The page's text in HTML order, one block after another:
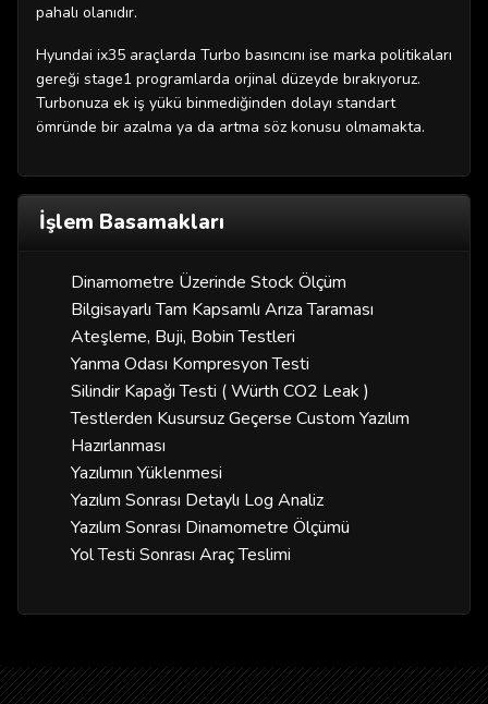
pahalı olanıdır.
Hyundai ix35 araçlarda Turbo basıncını ise marka politikaları
gereği stage1 programlarda orjinal düzeyde bırakıyoruz.
Turbonuza ek iş yükü binmediğinden dolayı standart
ömründe bir azalma ya da artma söz konusu olmamakta.
İşlem Basamakları
Dinamometre Üzerinde Stock Ölçüm
Bilgisayarlı Tam Kapsamlı Arıza Taraması
Ateşleme, Buji, Bobin Testleri
Yanma Odası Kompresyon Testi
Silindir Kapağı Testi ( Würth CO2 Leak )
Testlerden Kusursuz Geçerse Custom Yazılım
Hazırlanması
Yazılımın Yüklenmesi
Yazılım Sonrası Detaylı Log Analiz
Yazılım Sonrası Dinamometre Ölçümü
Yol Testi Sonrası Araç Teslimi